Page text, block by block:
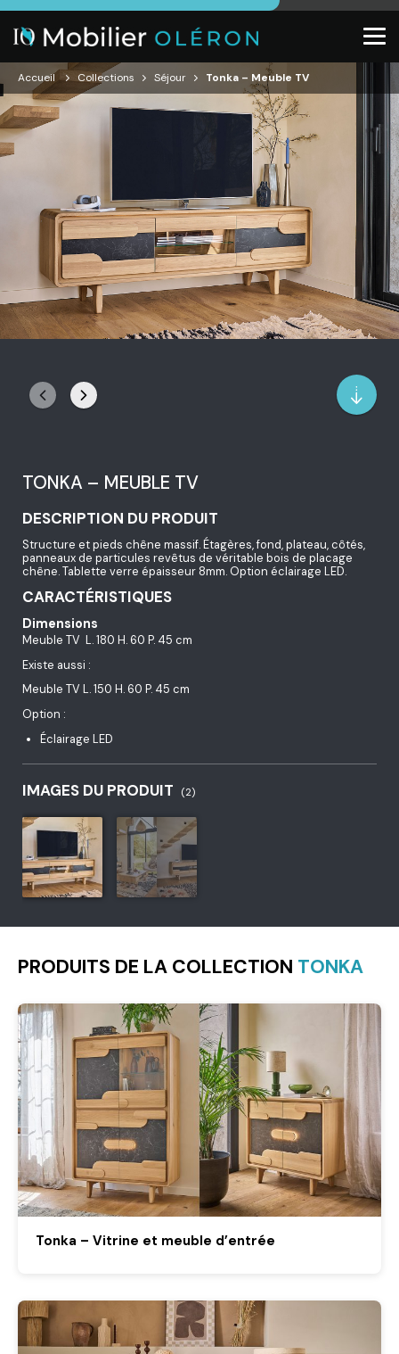
Accueil Collections Séjour Tonka – Meuble TV
TONKA – MEUBLE TV
DESCRIPTION DU PRODUIT
Structure et pieds chêne massif. Étagères, fond, plateau, côtés,
panneaux de particules revêtus de véritable bois de placage
chêne. Tablette verre épaisseur 8mm. Option éclairage LED.
CARACTÉRISTIQUES
Dimensions
Meuble TV L. 180 H. 60 P. 45 cm
Existe aussi :
Meuble TV L. 150 H. 60 P. 45 cm
Option :
Éclairage LED
IMAGES DU PRODUIT (2)
PRODUITS DE LA COLLECTION TONKA
Tonka – Vitrine et meuble d’entrée